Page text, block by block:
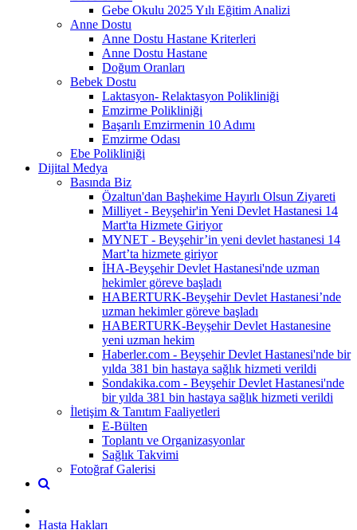
Gebe Okulu 2025 Yılı Eğitim Analizi
Anne Dostu
Anne Dostu Hastane Kriterleri
Anne Dostu Hastane
Doğum Oranları
Bebek Dostu
Laktasyon- Relaktasyon Polikliniği
Emzirme Polikliniği
Başarılı Emzirmenin 10 Adımı
Emzirme Odası
Ebe Polikliniği
Dijital Medya
Basında Biz
Özaltun'dan Başhekime Hayırlı Olsun Ziyareti
Milliyet - Beyşehir'in Yeni Devlet Hastanesi 14
Mart'ta Hizmete Giriyor
MYNET - Beyşehir’in yeni devlet hastanesi 14
Mart’ta hizmete giriyor
İHA-Beyşehir Devlet Hastanesi'nde uzman
hekimler göreve başladı
HABERTURK-Beyşehir Devlet Hastanesi’nde
uzman hekimler göreve başladı
HABERTURK-Beyşehir Devlet Hastanesine
yeni uzman hekim
Haberler.com - Beyşehir Devlet Hastanesi'nde bir
yılda 381 bin hastaya sağlık hizmeti verildi
Sondakika.com - Beyşehir Devlet Hastanesi'nde
bir yılda 381 bin hastaya sağlık hizmeti verildi
İletişim & Tanıtım Faaliyetleri
E-Bülten
Toplantı ve Organizasyonlar
Sağlık Takvimi
Fotoğraf Galerisi
Hasta Hakları